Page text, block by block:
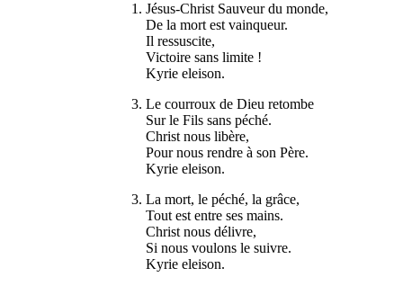
1. Jésus-Christ Sauveur du monde,
De la mort est vainqueur.
Il ressuscite,
Victoire sans limite !
Kyrie eleison.
3. Le courroux de Dieu retombe
Sur le Fils sans péché.
Christ nous libère,
Pour nous rendre à son Père.
Kyrie eleison.
3. La mort, le péché, la grâce,
Tout est entre ses mains.
Christ nous délivre,
Si nous voulons le suivre.
Kyrie eleison.